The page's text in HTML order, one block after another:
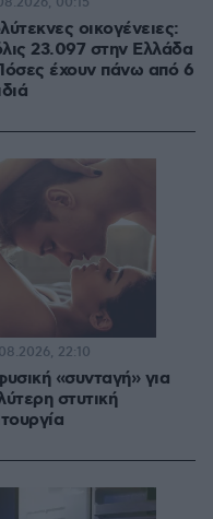
οικογένειες:
23.097 στην Ελλάδα
έχουν πάνω από 6
«συνταγή» για
στυτική
22:10